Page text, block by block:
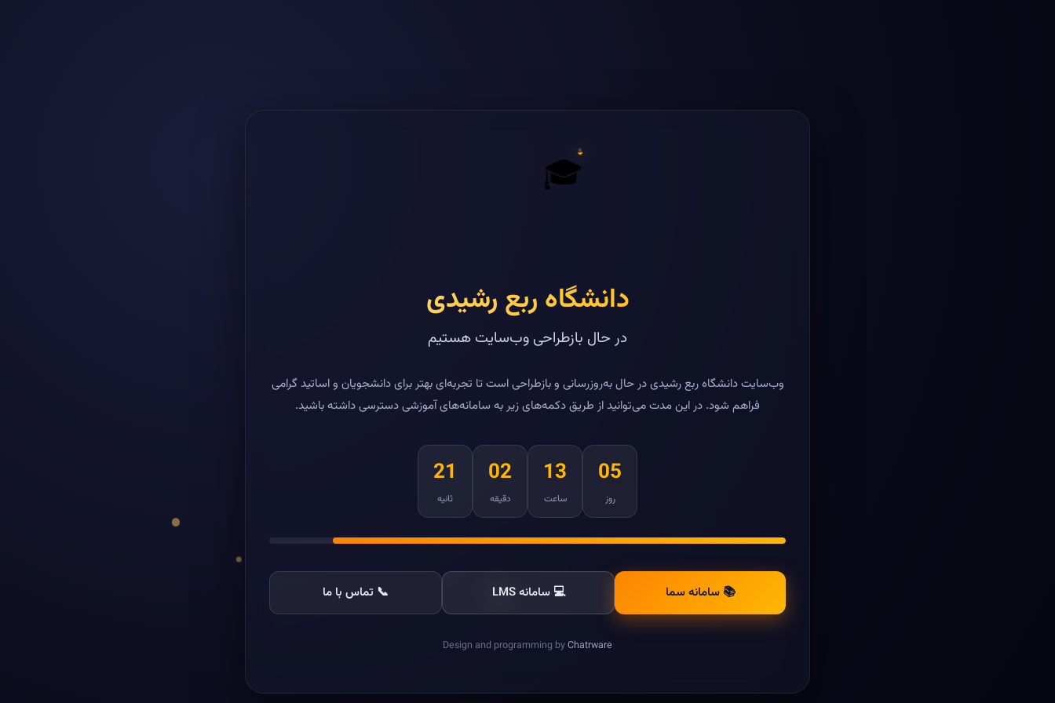
🎓
دانشگاه ربع رشیدی
در حال بازطراحی وب‌سایت هستیم
وب‌سایت دانشگاه ربع رشیدی در حال به‌روزرسانی و بازطراحی است تا تجربه‌ای بهتر برای دانشجویان و اساتید گرامی
فراهم شود. در این مدت می‌توانید از طریق دکمه‌های زیر به سامانه‌های آموزشی دسترسی داشته باشید.
05
روز
13
ساعت
02
دقیقه
21
ثانیه
📚 سامانه سما 💻 سامانه LMS 📞 تماس با ما
Design and programming byChatrware